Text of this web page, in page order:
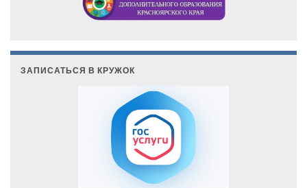
ЗАПИСАТЬСЯ В КРУЖОК